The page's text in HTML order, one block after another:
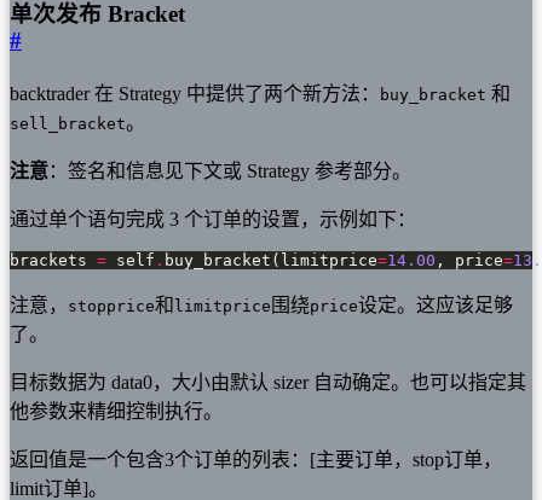
单次发布 Bracket
#
backtrader 在 Strategy 中提供了两个新方法： buy_bracket 和
sell_bracket。
注意：签名和信息见下文或 Strategy 参考部分。
通过单个语句完成 3 个订单的设置，示例如下：
brackets = self . buy_bracket(limitprice=14.00 , price=
注意， stopprice和 limitprice 围绕price设定。这应该足够
了。
目标数据为 data0，大小由默认 sizer 自动确定。也可以指定其
他参数来精细控制执行。
返回值是一个包含3个订单的列表：[主要订单，stop订单，
limit订单]。